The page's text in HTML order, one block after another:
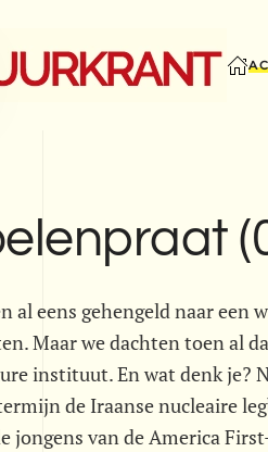
al eens gehengeld naar een
Maar we dachten toen al
instituut. En wat denk je?
de Iraanse nucleaire
jongens van de America